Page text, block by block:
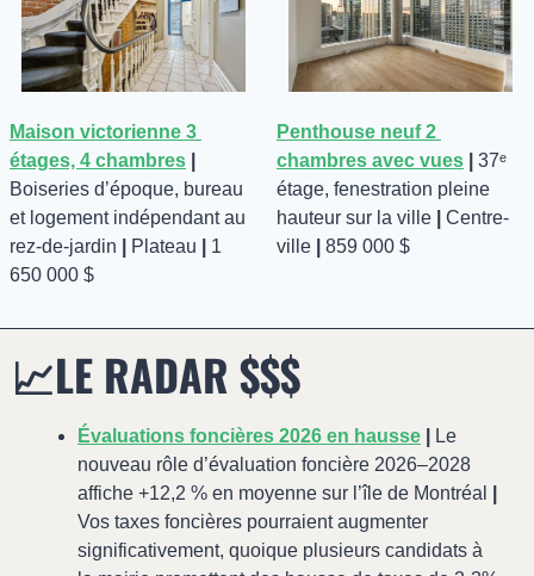
Maison victorienne 3
étages, 4 chambres
Boiseries d’époque, bureau
et logement indépendant au
rez-de-jardin
Plateau
1
650 000 $
Penthouse neuf 2
chambres avec vues
37ᵉ
étage, fenestration pleine
hauteur sur la ville
Centre-
ville
859 000 $
📈LE RADAR $$$
Évaluations foncières 2026 en hausse
Le
nouveau rôle d’évaluation foncière 2026–2028
affiche +12,2 % en moyenne sur l’île de Montréal
Vos taxes foncières pourraient augmenter
significativement, quoique plusieurs candidats à